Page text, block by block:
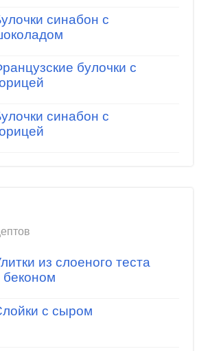
синабон с
булочки с
синабон с
из слоеного теста
беконом
с сыром